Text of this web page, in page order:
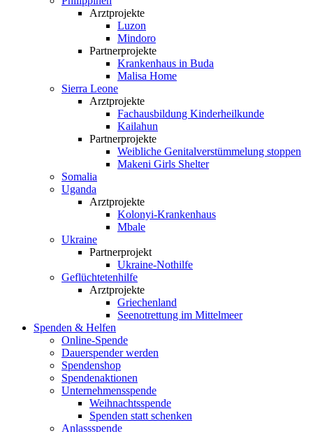
Arztprojekte
Luzon
Mindoro
Partnerprojekte
Krankenhaus in Buda
Malisa Home
Sierra Leone
Arztprojekte
Fachausbildung Kinderheilkunde
Kailahun
Partnerprojekte
Weibliche Genital­verstümmelung stoppen
Makeni Girls Shelter
Somalia
Uganda
Arztprojekte
Kolonyi-Krankenhaus
Mbale
Ukraine
Partnerprojekt
Ukraine-Nothilfe
Geflüchtetenhilfe
Arztprojekte
Griechenland
Seenotrettung im Mittelmeer
Spenden & Helfen
Online-Spende
Dauerspender werden
Spendenshop
Spendenaktionen
Unternehmens­spende
Weihnachtsspende
Spenden statt schenken
Anlassspende